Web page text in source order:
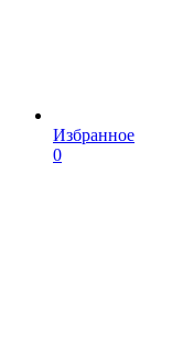
Избранное
0